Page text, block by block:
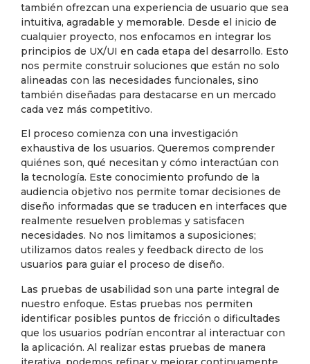
también ofrezcan una experiencia de usuario que sea
intuitiva, agradable y memorable. Desde el inicio de
cualquier proyecto, nos enfocamos en integrar los
principios de UX/UI en cada etapa del desarrollo. Esto
nos permite construir soluciones que están no solo
alineadas con las necesidades funcionales, sino
también diseñadas para destacarse en un mercado
cada vez más competitivo.
El proceso comienza con una investigación
exhaustiva de los usuarios. Queremos comprender
quiénes son, qué necesitan y cómo interactúan con
la tecnología. Este conocimiento profundo de la
audiencia objetivo nos permite tomar decisiones de
diseño informadas que se traducen en interfaces que
realmente resuelven problemas y satisfacen
necesidades. No nos limitamos a suposiciones;
utilizamos datos reales y feedback directo de los
usuarios para guiar el proceso de diseño.
Las pruebas de usabilidad son una parte integral de
nuestro enfoque. Estas pruebas nos permiten
identificar posibles puntos de fricción o dificultades
que los usuarios podrían encontrar al interactuar con
la aplicación. Al realizar estas pruebas de manera